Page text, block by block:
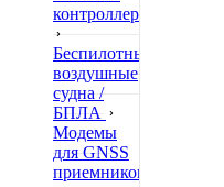
контроллеры
Беспилотные
воздушные
судна /
БПЛА
Модемы
для GNSS
приемников